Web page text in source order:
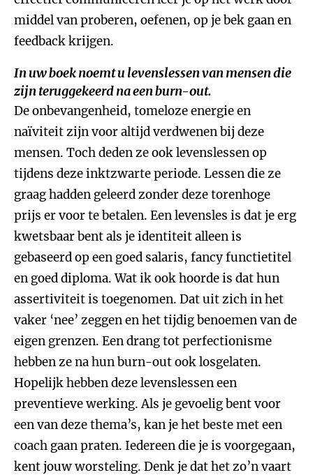
middel van proberen, oefenen, op je bek gaan en
feedback krijgen.
In uw boek noemt u levenslessen van mensen die
zijn teruggekeerd na een burn-out.
De onbevangenheid, tomeloze energie en
naïviteit zijn voor altijd verdwenen bij deze
mensen. Toch deden ze ook levenslessen op
tijdens deze inktzwarte periode. Lessen die ze
graag hadden geleerd zonder deze torenhoge
prijs er voor te betalen. Een levensles is dat je erg
kwetsbaar bent als je identiteit alleen is
gebaseerd op een goed salaris, fancy functietitel
en goed diploma. Wat ik ook hoorde is dat hun
assertiviteit is toegenomen. Dat uit zich in het
vaker ‘nee’ zeggen en het tijdig benoemen van de
eigen grenzen. Een drang tot perfectionisme
hebben ze na hun burn-out ook losgelaten.
Hopelijk hebben deze levenslessen een
preventieve werking. Als je gevoelig bent voor
een van deze thema’s, kan je het beste met een
coach gaan praten. Iedereen die je is voorgegaan,
kent jouw worsteling. Denk je dat het zo’n vaart